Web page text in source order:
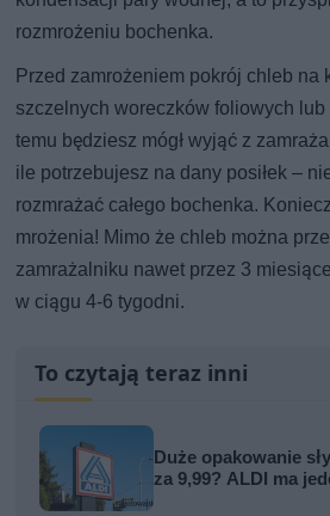
rozmrożeniu bochenka.
Przed zamrożeniem pokrój chleb na
szczelnych woreczków foliowych
temu będziesz mógł wyjąć z
ile potrzebujesz na dany posiłek –
rozmrażać całego bochenka.
mrożenia! Mimo że chleb można
zamrażalniku nawet przez 3
w ciągu 4-6 tygodni.
To czytają teraz inni
Duże opakowanie
za 9,99? ALDI ma